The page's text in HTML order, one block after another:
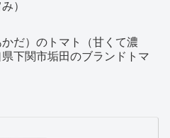
）
だ）のトマト（甘くて濃
県下関市垢田のブランドトマ